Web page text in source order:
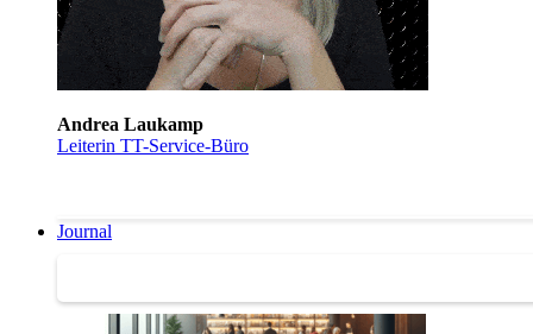
Andrea Laukamp
Leiterin TT-Service-Büro
Journal